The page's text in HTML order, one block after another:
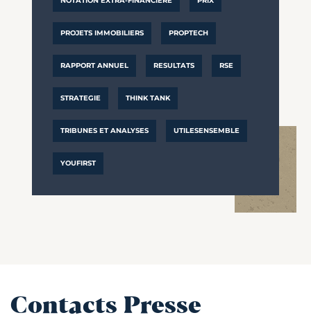
PROJETS IMMOBILIERS PROPTECH
RAPPORT ANNUEL RESULTATS RSE
STRATEGIE THINK TANK
TRIBUNES ET ANALYSES UTILESENSEMBLE
YOUFIRST
Contacts Presse